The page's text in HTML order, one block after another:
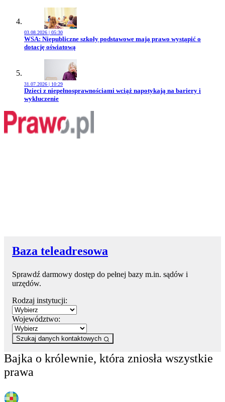
03.08.2026 | 05:30
Przejdź do artykułu:
WSA: Niepubliczne szkoły podstawowe mają prawo wystąpić o
dotację oświatową
31.07.2026 | 10:29
Przejdź do artykułu:
Dzieci z niepełnosprawnościami wciąż napotykają na bariery i
wykluczenie
Baza teleadresowa
Sprawdź darmowy dostęp do pełnej bazy m.in. sądów i
urzędów.
Rodzaj instytucji:
Województwo:
Szukaj danych kontaktowych
Bajka o królewnie, która zniosła wszystkie
prawa